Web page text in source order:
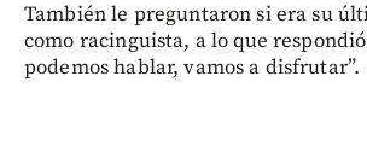
También le preguntaron si era su
como racinguista, a lo que
podemos hablar, vamos a disfrutar”.